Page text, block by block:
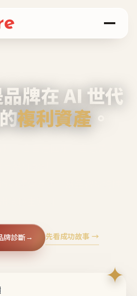
牌在 AI 世代
複利資產 。
牌診斷→ 先看成功故事 →
✦